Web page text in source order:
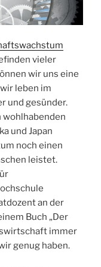
vieler
wir uns eine
leben im
und gesünder.
wohlhabenden
und Japan
noch einen
leistet.
an der
Buch „Der
immer
genug haben.